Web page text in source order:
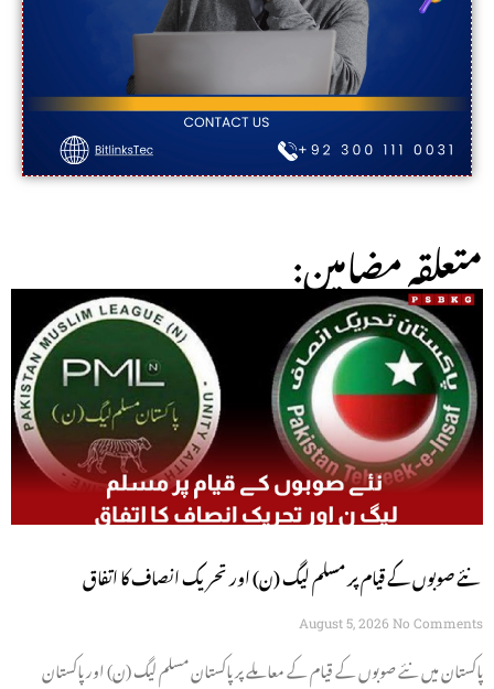
:متعلقہ مضامین
نئے صوبوں کے قیام پر مسلم لیگ (ن) اور تحریک انصاف کا اتفاق
August 5, 2026 No Comments
پاکستان میں نئے صوبوں کے قیام کے معاملے پر پاکستان مسلم لیگ (ن) اور پاکستان